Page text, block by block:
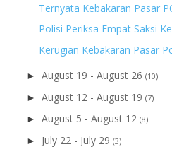
Ternyata Kebakaran Pasar
Polisi Periksa Empat Saksi
Kerugian Kebakaran Pasar
► August 19 - August 26 (10)
► August 12 - August 19 (7)
► August 5 - August 12 (8)
► July 22 - July 29 (3)